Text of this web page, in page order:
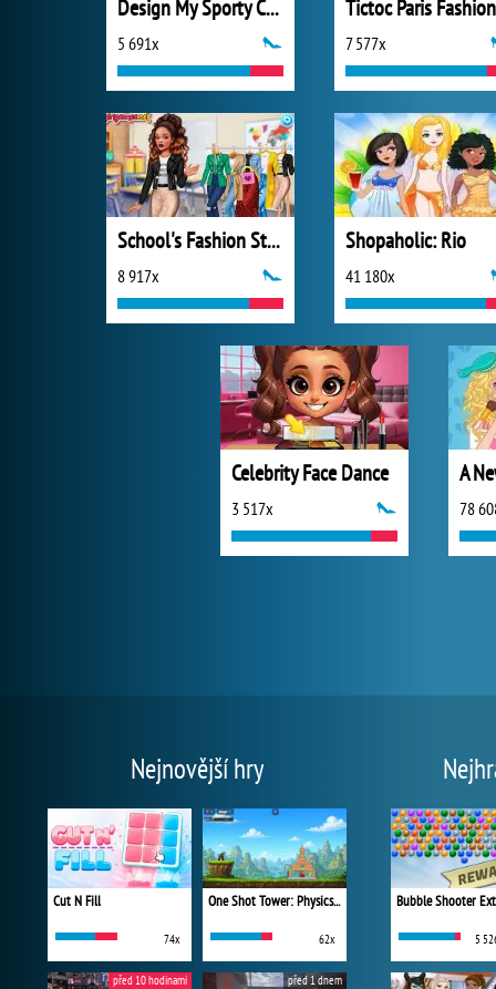
Design My Sporty Chic Outfit
5 691x
Tictoc Paris Fashion
7 577x
School's Fashion Stars
8 917x
Shopaholic: Rio
41 180x
Celebrity Face Dance
3 517x 78
Nejnovější hry
Cut N Fill
74x
One Shot Tower: Physics Destroyer
62x
před 10 hodinami před 1 dnem
Bubble Shooter
5